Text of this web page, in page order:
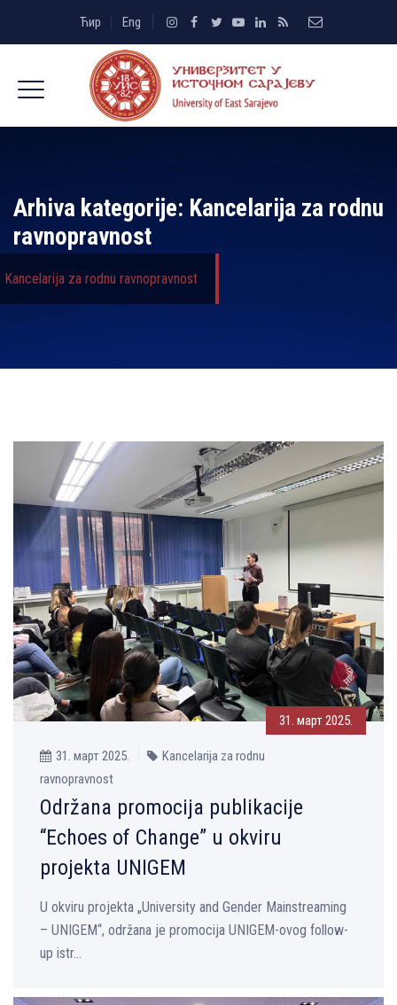
Ћир Eng
Arhiva kategorije: Kancelarija za rodnu
ravnopravnost
Kancelarija za rodnu ravnopravnost
31. март 2025.
31. март 2025.
Kancelarija za rodnu
ravnopravnost
Održana promocija publikacije
“Echoes of Change” u okviru
projekta UNIGEM
U okviru projekta „University and Gender Mainstreaming
– UNIGEM“, održana je promocija UNIGEM-ovog follow-
up istr...